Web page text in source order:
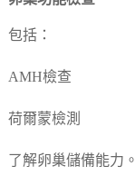
包括：
AMH檢查
荷爾蒙檢測
了解卵巢儲備能力。